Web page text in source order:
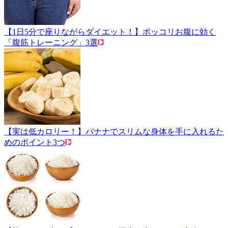
【1日5分で座りながらダイエット！】ポッコリお腹に効く
「腹筋トレーニング」3選
【実は低カロリー！】バナナでスリムな身体を手に入れるた
めのポイント3つ